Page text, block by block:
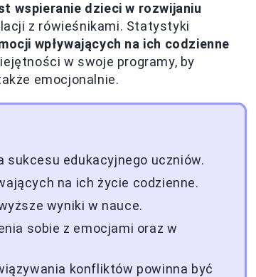
wspieranie dzieci w rozwijaniu
z rówieśnikami. Statystyki
wpływających na ich codzienne
w swoje programy, by
emocjonalnie.
sukcesu edukacyjnego uczniów.
na ich życie codzienne.
wyniki w nauce.
sobie z emocjami oraz w
konfliktów powinna być